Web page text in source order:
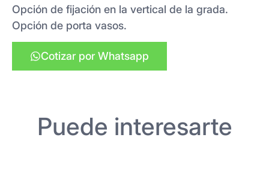
Opción de fijación en la vertical de la grada.
Opción de porta vasos.
Cotizar por Whatsapp
Puede interesarte